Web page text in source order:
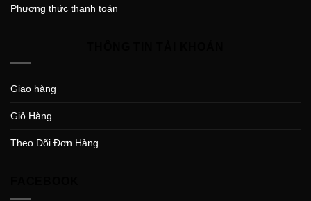
Phương thức thanh toán
Giao hàng
Giỏ Hàng
Theo Dõi Đơn Hàng